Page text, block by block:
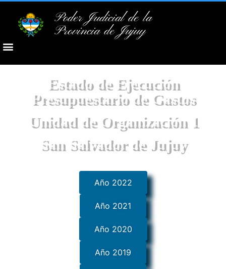
Poder Judicial de la
Provincia de Jujuy
Estado de Ejecución
Presupuestario de Gastos
Unidad de Organización 1
San Salvador de Jujuy
Año 2022
Año 2021
Año 2020
Año 2019